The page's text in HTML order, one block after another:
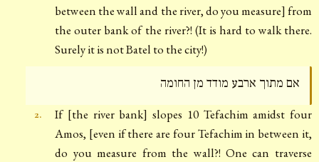
between the wall and the river, do you measure] from
the outer bank of the river?! (It is hard to walk there.
Surely it is not Batel to the city!)
אם מתוך ארבע מודד מן החומה
2.
If [the river bank] slopes 10 Tefachim amidst four
Amos, [even if there are four Tefachim in between it,
do you measure from the wall?! One can traverse